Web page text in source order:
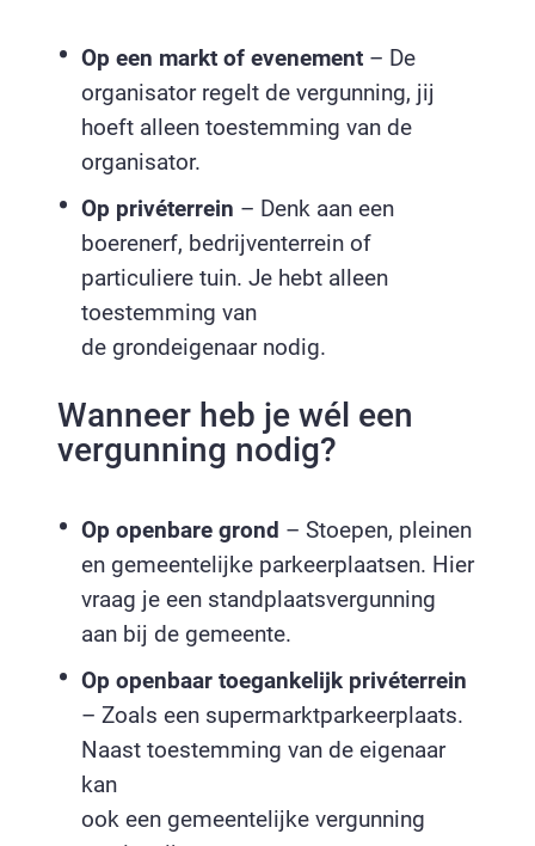
Op een markt of evenement – De
organisator regelt de vergunning, jij
hoeft alleen toestemming van de
organisator.
Op privéterrein – Denk aan een
boerenerf, bedrijventerrein of
particuliere tuin. Je hebt alleen
toestemming van
de grondeigenaar nodig.
Wanneer heb je wél een
vergunning nodig?
Op openbare grond – Stoepen, pleinen
en gemeentelijke parkeerplaatsen. Hier
vraag je een standplaatsvergunning
aan bij de gemeente.
Op openbaar toegankelijk privéterrein
– Zoals een supermarktparkeerplaats.
Naast toestemming van de eigenaar
kan
ook een gemeentelijke vergunning